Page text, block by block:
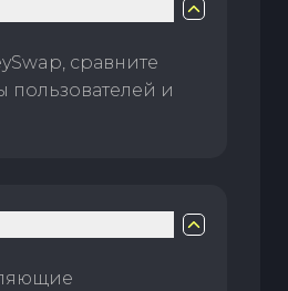
сравните
пользователей и